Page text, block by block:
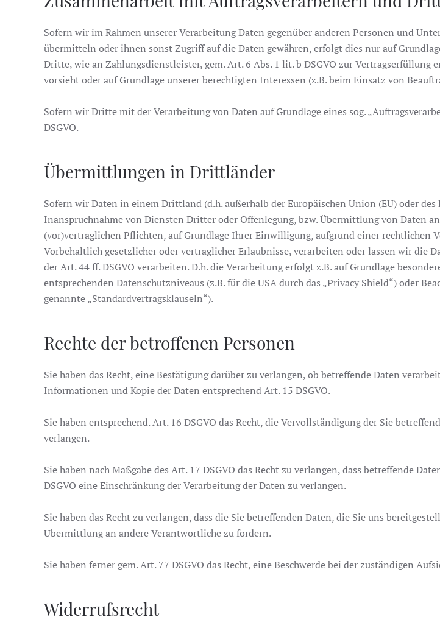
Sofern wir im Rahmen unserer Verarbeitung Daten gegenüber anderen Personen und
übermitteln oder ihnen sonst Zugriff auf die Daten gewähren, erfolgt dies nur auf
Dritte, wie an Zahlungsdienstleister, gem. Art. 6 Abs. 1 lit. b DSGVO zur
vorsieht oder auf Grundlage unserer berechtigten Interessen (z.B. beim Einsatz von
Sofern wir Dritte mit der Verarbeitung von Daten auf Grundlage eines sog.
DSGVO.
Übermittlungen in Drittländer
Sofern wir Daten in einem Drittland (d.h. außerhalb der Europäischen Union (EU) oder
Inanspruchnahme von Diensten Dritter oder Offenlegung, bzw. Übermittlung von Daten
(vor)vertraglichen Pflichten, auf Grundlage Ihrer Einwilligung, aufgrund einer rechtlichen
Vorbehaltlich gesetzlicher oder vertraglicher Erlaubnisse, verarbeiten oder lassen wir die
der Art. 44 ff. DSGVO verarbeiten. D.h. die Verarbeitung erfolgt z.B. auf Grundlage
entsprechenden Datenschutzniveaus (z.B. für die USA durch das „Privacy Shield“) oder
genannte „Standardvertragsklauseln“).
Rechte der betroffenen Personen
Sie haben das Recht, eine Bestätigung darüber zu verlangen, ob betreffende Daten
Informationen und Kopie der Daten entsprechend Art. 15 DSGVO.
Sie haben entsprechend. Art. 16 DSGVO das Recht, die Vervollständigung der Sie
verlangen.
Sie haben nach Maßgabe des Art. 17 DSGVO das Recht zu verlangen, dass betreffende
DSGVO eine Einschränkung der Verarbeitung der Daten zu verlangen.
Sie haben das Recht zu verlangen, dass die Sie betreffenden Daten, die Sie uns
Übermittlung an andere Verantwortliche zu fordern.
Sie haben ferner gem. Art. 77 DSGVO das Recht, eine Beschwerde bei der zuständigen
Widerrufsrecht